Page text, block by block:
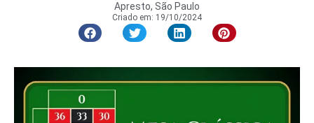
Apresto, São Paulo
Criado em: 19/10/2024